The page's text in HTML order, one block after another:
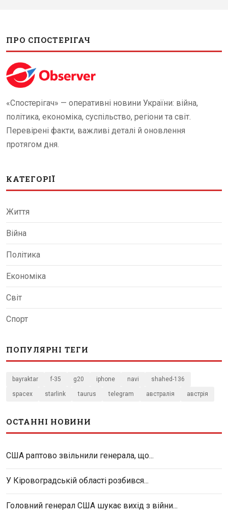
ПРО СПОСТЕРІГАЧ
«Спостерігач» — оперативні новини України: війна,
політика, економіка, суспільство, регіони та світ.
Перевірені факти, важливі деталі й оновлення
протягом дня.
КАТЕГОРІЇ
Життя
Війна
Політика
Економіка
Світ
Спорт
ПОПУЛЯРНІ ТЕГИ
bayraktar f-35 g20 iphone navi shahed-136
spacex starlink taurus telegram австралія австрія
ОСТАННІ НОВИНИ
США раптово звільнили генерала, що...
У Кіровоградській області розбився...
Головний генерал США шукає вихід з війни...